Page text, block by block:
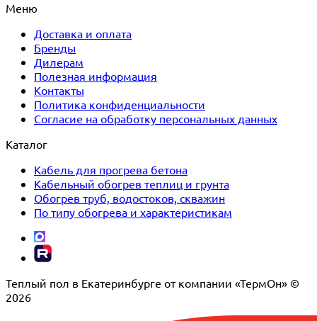
Меню
Доставка и оплата
Бренды
Дилерам
Полезная информация
Контакты
Политика конфиденциальности
Согласие на обработку персональных данных
Каталог
Кабель для прогрева бетона
Кабельный обогрев теплиц и грунта
Обогрев труб, водостоков, скважин
По типу обогрева и характеристикам
Теплый пол в Екатеринбурге от компании «ТермОн» ©
2026